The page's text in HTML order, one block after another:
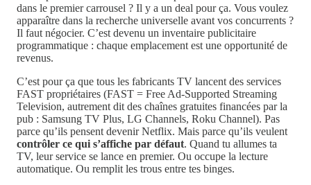
dans le premier carrousel ? Il y a un deal pour ça. Vous voulez
apparaître dans la recherche universelle avant vos concurrents ?
Il faut négocier. C’est devenu un inventaire publicitaire
programmatique : chaque emplacement est une opportunité de
revenus.
C’est pour ça que tous les fabricants TV lancent des services
FAST propriétaires (FAST = Free Ad-Supported Streaming
Television, autrement dit des chaînes gratuites financées par la
pub : Samsung TV Plus, LG Channels, Roku Channel). Pas
parce qu’ils pensent devenir Netflix. Mais parce qu’ils veulent
contrôler ce qui s’affiche par défaut. Quand tu allumes ta
TV, leur service se lance en premier. Ou occupe la lecture
automatique. Ou remplit les trous entre tes binges.